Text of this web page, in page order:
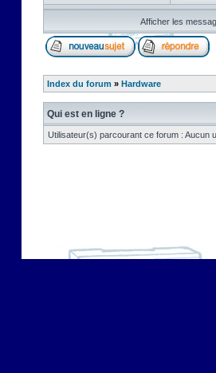
Afficher les
Index du forum » Hardware
Qui est en ligne ?
Utilisateur(s) parcourant ce forum : Aucun